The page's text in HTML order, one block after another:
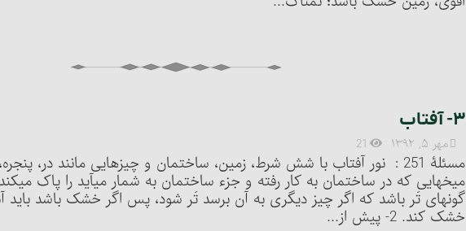
۳- آفتاب‏
مهر ۵, ۱۳۹۲ 21
مسئلۀ 251 : نور آفتاب با شش شرط، زمین، ساختمان و چیزهایی مانند در،
خشک کند. 2- پیش از...